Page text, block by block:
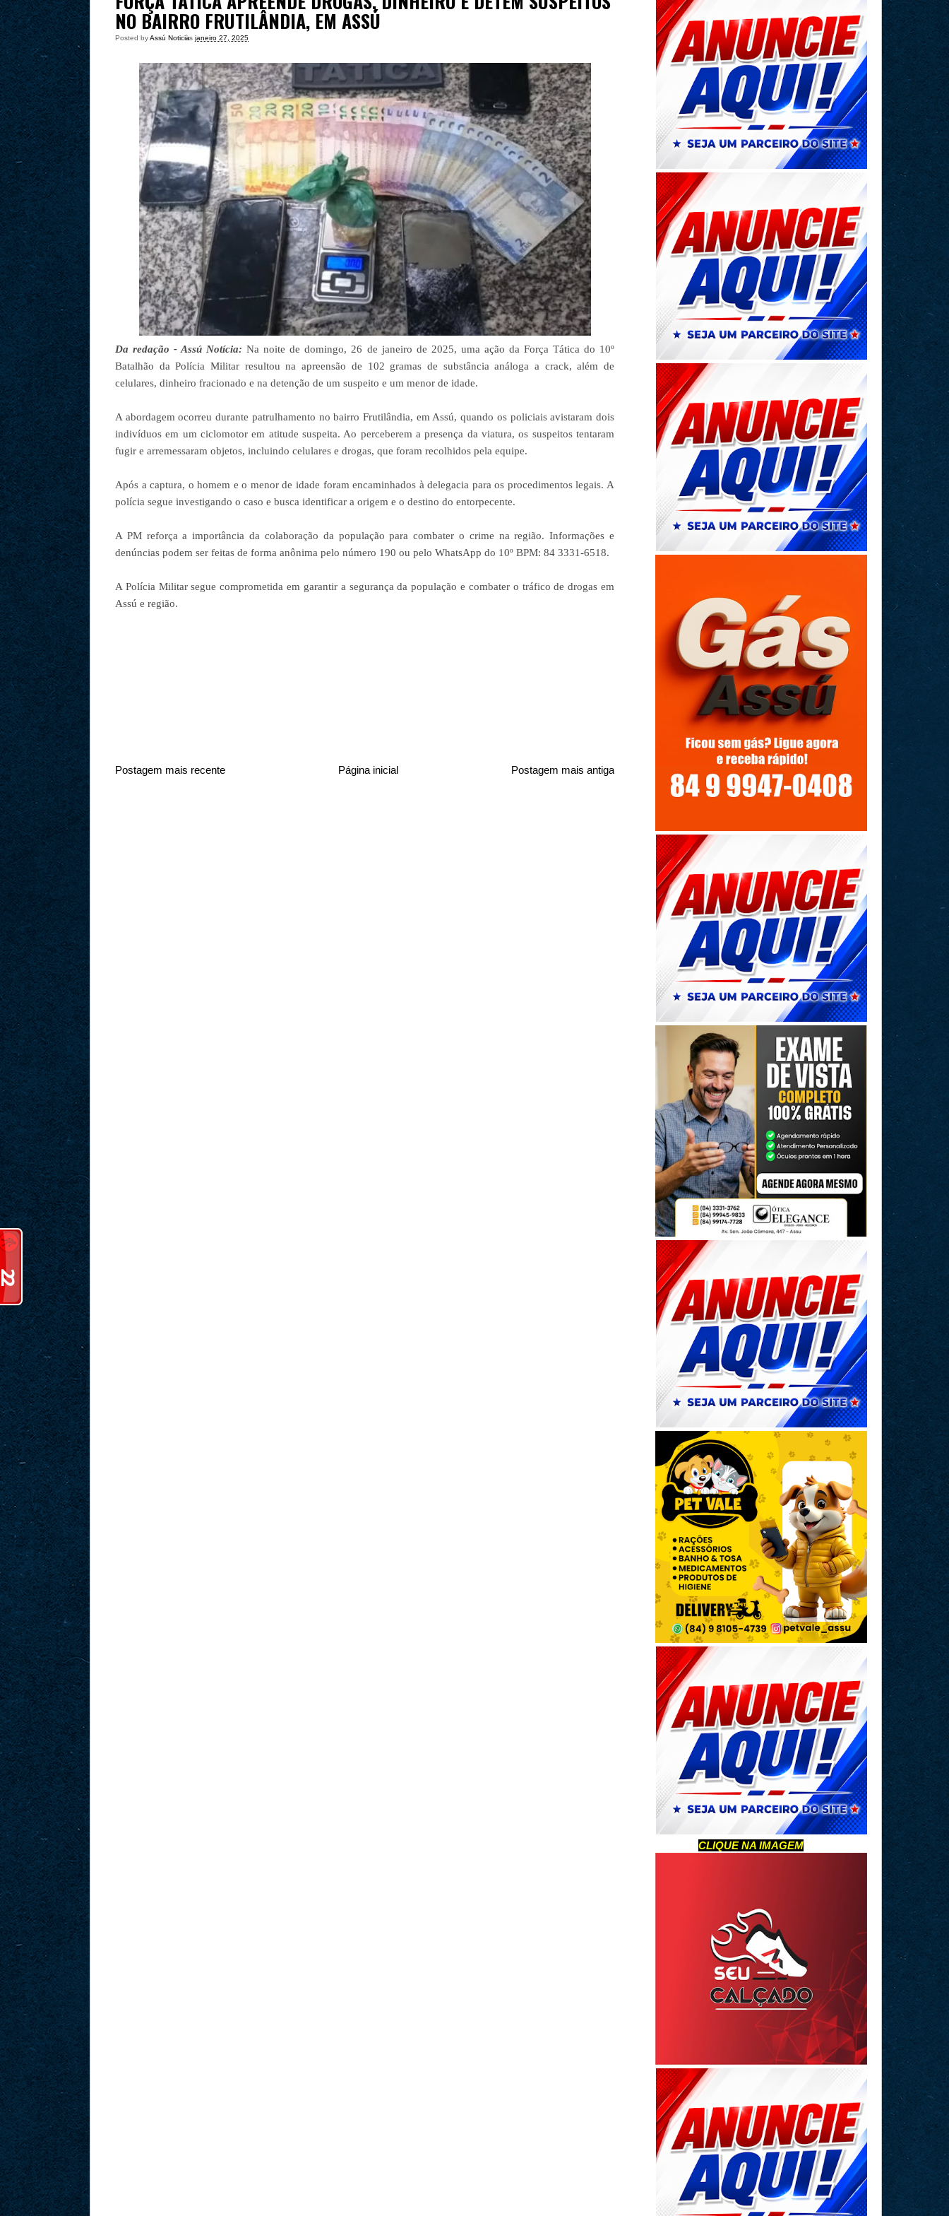
NO BAIRRO FRUTILÂNDIA, EM ASSÚ
Posted byAssú Noticia
às janeiro 27, 2025
Da redação - Assú Notícia: Na noite de domingo, 26 de janeiro de 2025, uma ação da Força Tática do 10º
Batalhão da Polícia Militar resultou na apreensão de 102 gramas de substância análoga a crack, além de
celulares, dinheiro fracionado e na detenção de um suspeito e um menor de idade.
A abordagem ocorreu durante patrulhamento no bairro Frutilândia, em Assú, quando os policiais avistaram dois
indivíduos em um ciclomotor em atitude suspeita. Ao perceberem a presença da viatura, os suspeitos tentaram
fugir e arremessaram objetos, incluindo celulares e drogas, que foram recolhidos pela equipe.
Após a captura, o homem e o menor de idade foram encaminhados à delegacia para os procedimentos legais. A
polícia segue investigando o caso e busca identificar a origem e o destino do entorpecente.
A PM reforça a importância da colaboração da população para combater o crime na região. Informações e
denúncias podem ser feitas de forma anônima pelo número 190 ou pelo WhatsApp do 10º BPM: 84 3331-6518.
A Polícia Militar segue comprometida em garantir a segurança da população e combater o tráfico de drogas em
Assú e região.
Postagem mais recente Postagem mais antiga
Página inicial
CLIQUE NA IMAGEM